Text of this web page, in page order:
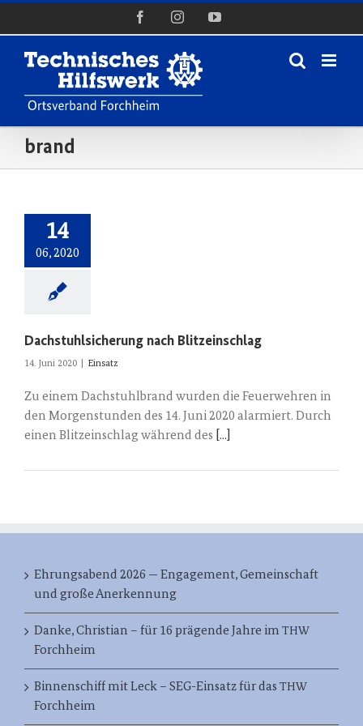
FacebookInstagramYouTube
brand
14
06, 2020
Dachstuhlsicherung nach Blitzeinschlag
14. Juni 2020 Einsatz
Zu einem Dachstuhlbrand wurden die Feuerwehren in
den Morgenstunden des 14. Juni 2020 alarmiert. Durch
einen Blitzeinschlag während des [...]
Ehrungsabend 2026 — Engagement, Gemeinschaft
und große Anerkennung
Danke, Christian – für 16 prägende Jahre im THW
Forchheim
Binnenschiff mit Leck – SEG-Einsatz für das THW
Forchheim